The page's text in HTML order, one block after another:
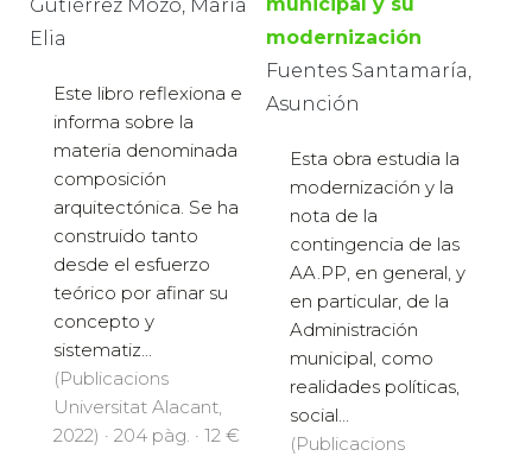
Gutiérrez Mozo, María
Elia
Este libro reflexiona e
informa sobre la
materia denominada
composición
arquitectónica. Se ha
construido tanto
desde el esfuerzo
teórico por afinar su
concepto y
sistematiz...
(Publicacions
Universitat Alacant,
2022) · 204 pàg. · 12 €
modernización
Fuentes Santamaría,
Asunción
Esta obra estudia la
modernización y la
nota de la
contingencia de las
AA.PP, en general, y
en particular, de la
Administración
municipal, como
realidades políticas,
social...
(Publicacions